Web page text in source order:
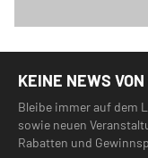
KEINE NEWS
Bleibe immer auf dem
sowie neuen
Rabatten und